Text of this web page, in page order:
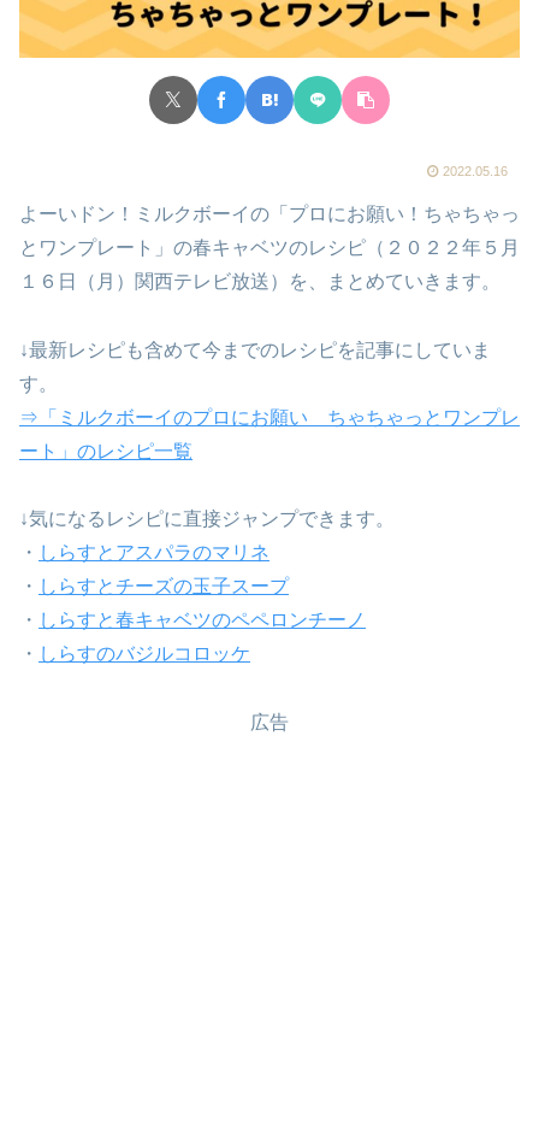
2022.05.16
よーいドン！ミルクボーイの「プロにお願い！ちゃちゃっ
とワンプレート」の春キャベツのレシピ（２０２２年５月
１６日（月）関西テレビ放送）を、まとめていきます。
↓最新レシピも含めて今までのレシピを記事にしていま
す。
⇒「ミルクボーイのプロにお願い ちゃちゃっとワンプレ
ート」のレシピ一覧
↓気になるレシピに直接ジャンプできます。
・ しらすとアスパラのマリネ
・ しらすとチーズの玉子スープ
・ しらすと春キャベツのペペロンチーノ
・ しらすのバジルコロッケ
広告